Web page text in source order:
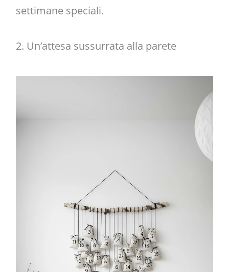
settimane speciali.
2. Un’attesa sussurrata alla parete